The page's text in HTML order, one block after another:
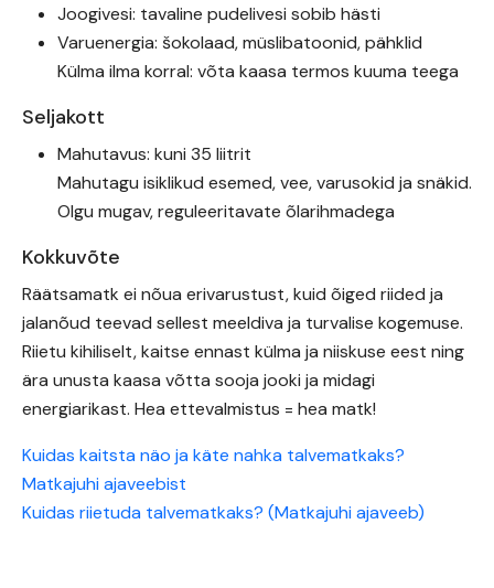
Joogivesi: tavaline pudelivesi sobib hästi
Varuenergia: šokolaad, müslibatoonid, pähklid
Külma ilma korral: võta kaasa termos kuuma teega
Seljakott
Mahutavus: kuni 35 liitrit
Mahutagu isiklikud esemed, vee, varusokid ja snäkid.
Olgu mugav, reguleeritavate õlarihmadega
Kokkuvõte
Räätsamatk ei nõua erivarustust, kuid õiged riided ja
jalanõud teevad sellest meeldiva ja turvalise kogemuse.
Riietu kihiliselt, kaitse ennast külma ja niiskuse eest ning
ära unusta kaasa võtta sooja jooki ja midagi
energiarikast. Hea ettevalmistus = hea matk!
Kuidas kaitsta näo ja käte nahka talvematkaks?
Matkajuhi ajaveebist
Kuidas riietuda talvematkaks? (Matkajuhi ajaveeb)